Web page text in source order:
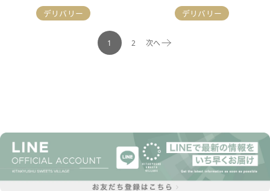
デリバリー デリバリー
1 2 次へ